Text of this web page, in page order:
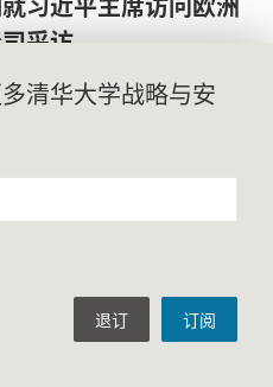
采访
主席习近平应邀对法国、塞
问。5月8日，中国论坛特
分校副校长龚炯就本次国事
等接受土耳其广播电视公司
访。
清华大学战略与安
订阅
退订